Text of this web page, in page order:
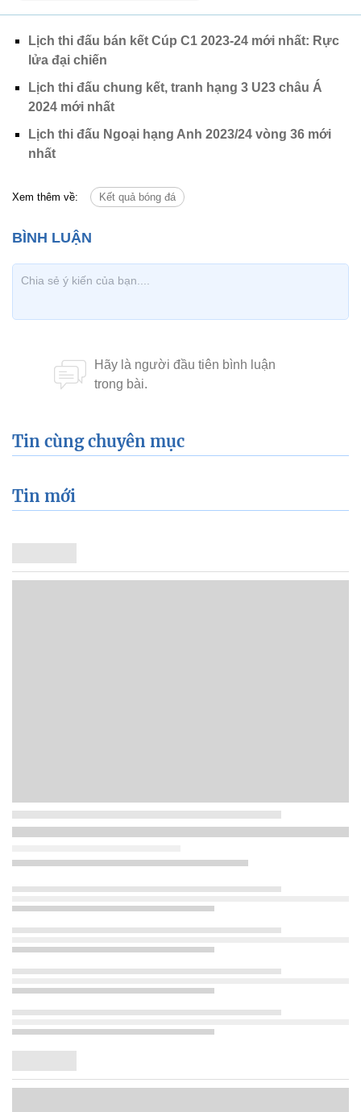
Lịch thi đấu bán kết Cúp C1 2023-24 mới nhất: Rực
lửa đại chiến
Lịch thi đấu chung kết, tranh hạng 3 U23 châu Á
2024 mới nhất
Lịch thi đấu Ngoại hạng Anh 2023/24 vòng 36 mới
nhất
Xem thêm về: Kết quả bóng đá
Tin cùng chuyên mục
Tin mới